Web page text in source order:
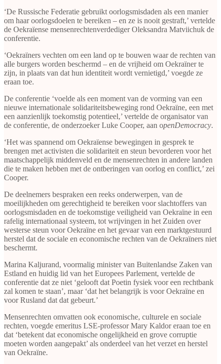
‘De Russische Federatie gebruikt oorlogsmisdaden als een manier
om haar oorlogsdoelen te bereiken ‒ en ze is nooit gestraft,’ vertelde
de Oekraïense mensenrechtenverdediger Oleksandra Matviichuk de
conferentie.
‘Oekraïners vechten om een land op te bouwen waar de rechten van
alle burgers worden beschermd ‒ en de vrijheid om Oekraïner te
zijn, in plaats van dat hun identiteit wordt vernietigd,’ voegde ze
eraan toe.
De conferentie ‘voelde als een moment van de vorming van een
nieuwe internationale solidariteitsbeweging rond Oekraïne, een met
een aanzienlijk toekomstig potentieel,’ vertelde de organisator van
de conferentie, de onderzoeker Luke Cooper, aan openDemocracy.
‘Het was spannend om Oekraïense bewegingen in gesprek te
brengen met activisten die solidariteit en steun bevorderen voor het
maatschappelijk middenveld en de mensenrechten in andere landen
die te maken hebben met de ontberingen van oorlog en conflict,’ zei
Cooper.
De deelnemers bespraken een reeks onderwerpen, van de
moeilijkheden om gerechtigheid te bereiken voor slachtoffers van
oorlogsmisdaden en de toekomstige veiligheid van Oekraïne in een
rafelig internationaal systeem, tot wrijvingen in het Zuiden over
westerse steun voor Oekraïne en het gevaar van een marktgestuurd
herstel dat de sociale en economische rechten van de Oekraïners niet
beschermt.
Marina Kaljurand, voormalig minister van Buitenlandse Zaken van
Estland en huidig lid van het Europees Parlement, vertelde de
conferentie dat ze niet ‘gelooft dat Poetin fysiek voor een rechtbank
zal komen te staan’, maar ‘dat het belangrijk is voor Oekraïne en
voor Rusland dat dat gebeurt.’
Mensenrechten omvatten ook economische, culturele en sociale
rechten, voegde emeritus LSE-professor Mary Kaldor eraan toe en
dat ‘betekent dat economische ongelijkheid en grove corruptie
moeten worden aangepakt’ als onderdeel van het verzet en herstel
van Oekraïne.